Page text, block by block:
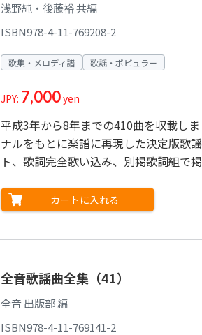
浅野純・後藤裕 共編
ISBN978-4-11-769208-2
歌集・メロディ譜 歌謡・ポピュラー
JPY: 7,000yen
平成3年から8年までの410曲を収載し
ナルをもとに楽譜に再現した決定版歌
ト、歌詞完全歌い込み、別掲歌詞組で掲
カートに入れる
全音歌謡曲全集（41）
全音 出版部 編
ISBN978-4-11-769141-2